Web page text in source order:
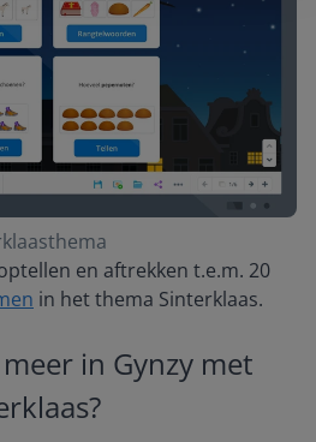
en aftrekken t.e.m. 20
in het thema Sinterklaas.
in Gynzy met